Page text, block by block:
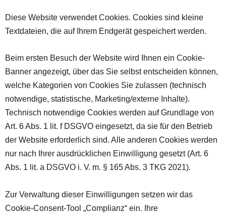
Diese Website verwendet Cookies. Cookies sind kleine
Textdateien, die auf Ihrem Endgerät gespeichert werden.
Beim ersten Besuch der Website wird Ihnen ein Cookie-
Banner angezeigt, über das Sie selbst entscheiden können,
welche Kategorien von Cookies Sie zulassen (technisch
notwendige, statistische, Marketing/externe Inhalte).
Technisch notwendige Cookies werden auf Grundlage von
Art. 6 Abs. 1 lit. f DSGVO eingesetzt, da sie für den Betrieb
der Website erforderlich sind. Alle anderen Cookies werden
nur nach Ihrer ausdrücklichen Einwilligung gesetzt (Art. 6
Abs. 1 lit. a DSGVO i. V. m. § 165 Abs. 3 TKG 2021).
Zur Verwaltung dieser Einwilligungen setzen wir das
Cookie-Consent-Tool „Complianz“ ein. Ihre